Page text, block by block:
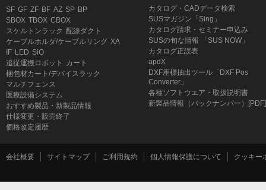
SF GF ZF BF AZ SP BP
SBOX TBOX CBOX
スケルトンラック 配線ダクト
ケーブルホルダ/ケーブルリング XA
IF LED SiO
追従運搬ロボット
カート
梱包材カート/デバイスラック
マルチフェンス
医療設備システム
おすすめ製品・新製品情報
仕様変更・販売終了
価格改定履歴
カタログ・CADデータ検索
SUSマガジン「Sing」
カタログ請求・セミナー申込み
SUSの旬な情報 「SUS NOW」
カタログ正誤表
apdX
DXF座標抽出ツール「DXF Pos
Converter」
各種ソフトウエア・取扱説明書
新製品情報（バックナンバー）[PDF]
会社概要 サイトマップ ご利用規約 個人情報保護について クッキー